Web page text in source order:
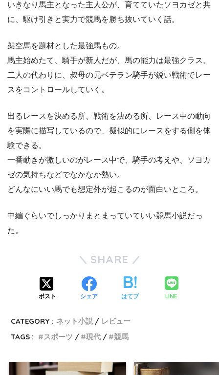
いきなり馬主となった主人公が、育てていたソヨカゼと共
に、駆け引きと実力で競馬を勝ち抜いていく話。
架空馬を題材とした最強馬もの。
馬主始めたて、騎手が新人だが、馬の能力は最強クラス。
二人の代わりに、叔母の元ベテラン騎手が鋭い戦術でレー
スをコントロールしていく。
出るレースを決める所、戦術を決める所、レース中の動向
を実際に描写しているので、擬似的にレースをする側を体
験できる。
一番動きが激しいのがレース中で、騎手の考えや、ソヨカ
ゼの気持ちなどでなかなか熱い。
どんなにいい馬でも想定外が起こるのが面白いところ。
中編ぐらいでしっかりまとまっていていい競馬小説だっ
た。
SHARE
ポスト シェア はてブ LINE
CATEGORY : ネット小説
レビュー
TAGS :
スポーツ 現代 競馬